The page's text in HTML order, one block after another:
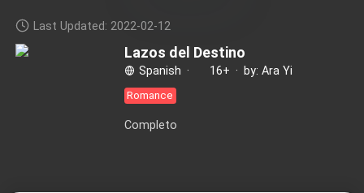
Last Updated: 2022-02-12
Lazos del Destino
Spanish · 16+ · by: Ara Yi
Romance
Completo